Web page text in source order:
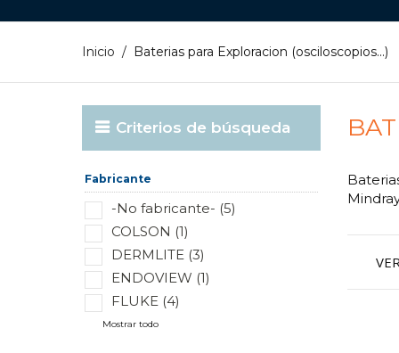
Inicio / Baterias para Exploracion (osciloscopios...)
Criterios de búsqueda
Fabricante
-No fabricante- (5)
COLSON (1)
DERMLITE (3)
ENDOVIEW (1)
FLUKE (4)
Mostrar todo